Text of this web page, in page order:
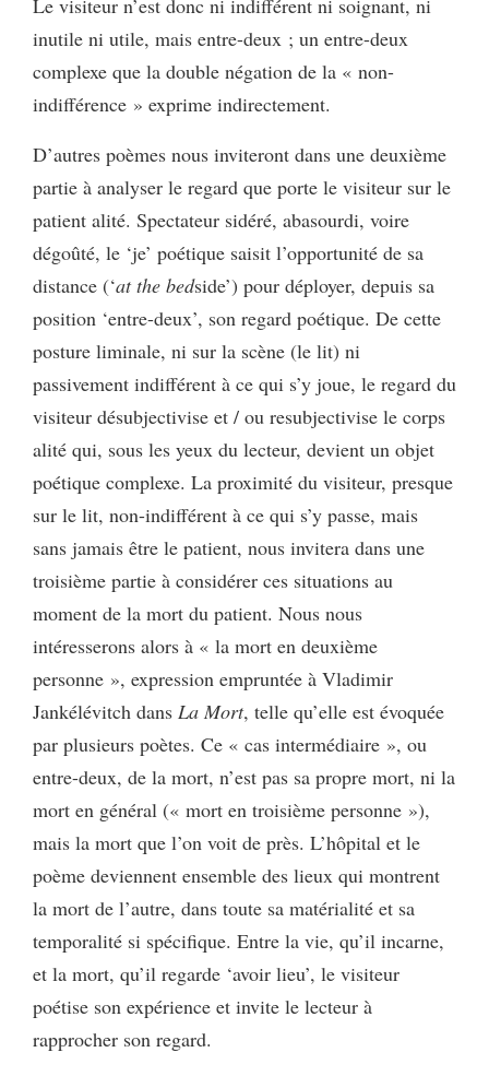
inutile ni utile, mais entre-deux ; un entre-deux
complexe que la double négation de la « non-
indifférence » exprime indirectement.
D’autres poèmes nous inviteront dans une deuxième
partie à analyser le regard que porte le visiteur sur le
patient alité. Spectateur sidéré, abasourdi, voire
dégoûté, le ‘je’ poétique saisit l’opportunité de sa
distance (‘at the bedside’) pour déployer, depuis sa
position ‘entre-deux’, son regard poétique. De cette
posture liminale, ni sur la scène (le lit) ni
passivement indifférent à ce qui s’y joue, le regard du
visiteur désubjectivise et / ou resubjectivise le corps
alité qui, sous les yeux du lecteur, devient un objet
poétique complexe. La proximité du visiteur, presque
sur le lit, non-indifférent à ce qui s’y passe, mais
sans jamais être le patient, nous invitera dans une
troisième partie à considérer ces situations au
moment de la mort du patient. Nous nous
intéresserons alors à « la mort en deuxième
personne », expression empruntée à Vladimir
Jankélévitch dans La Mort, telle qu’elle est évoquée
par plusieurs poètes. Ce « cas intermédiaire », ou
entre-deux, de la mort, n’est pas sa propre mort, ni la
mort en général (« mort en troisième personne »),
mais la mort que l’on voit de près. L’hôpital et le
poème deviennent ensemble des lieux qui montrent
la mort de l’autre, dans toute sa matérialité et sa
temporalité si spécifique. Entre la vie, qu’il incarne,
et la mort, qu’il regarde ‘avoir lieu’, le visiteur
poétise son expérience et invite le lecteur à
rapprocher son regard.